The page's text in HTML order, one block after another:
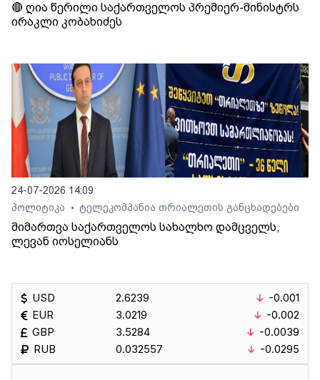
🔴 ღია წერილი საქართველოს პრემიერ-მინისტრს
ირაკლი კობახიძეს
24-07-2026 14:09
პოლიტიკა
• ტელეკომპანია თრიალეთის განცხადებები
მიმართვა საქართველოს სახალხო დამცველს,
ლევან იოსელიანს
USD
EUR
GBP
RUB
2.6239
3.0219
3.5284
0.032557
-0.001
-0.002
-0.0039
-0.0295